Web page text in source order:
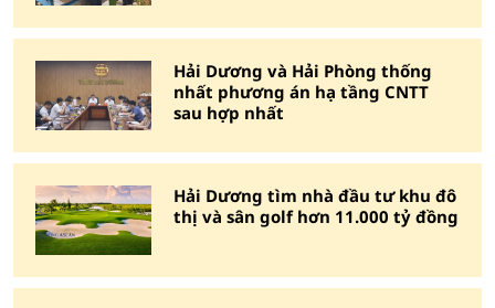
Hải Dương và Hải Phòng thống
nhất phương án hạ tầng CNTT
sau hợp nhất
Hải Dương tìm nhà đầu tư khu đô
thị và sân golf hơn 11.000 tỷ đồng